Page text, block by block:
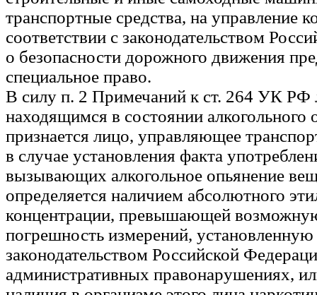
транспортные средства, на управление
соответствии с законодательством
о безопасности дорожного движения
специальное право.
В силу п. 2 Примечаний к ст. 264 УК РФ
находящимся в состоянии алкогольного
признается лицо, управляющее
в случае установления факта
вызывающих алкогольное опьянение
определяется наличием абсолютного
концентрации, превышающей
погрешность измерений, установленную
законодательством Российской
административных правонарушениях,